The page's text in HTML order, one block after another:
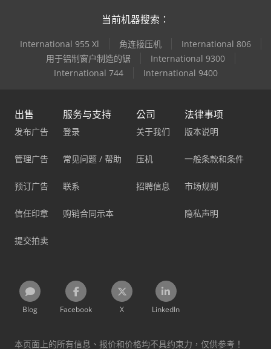
当前机器搜索：
International 955 Xl 角连接压机
International 806
用于铝制窗户制造的锯
International 9300
International 744
International 9400
出售
发布广告
管理广告
预订广告
信任印章
提交拍卖
服务与支持
登录
常见问题 / 帮助
联系
购销合同示本
公司
关于我们
压机
招聘信息
法律事项
版本说明
一般条款和条件
市场规则
隐私声明
Blog Facebook X LinkedIn
本页面上的所有信息、报价和价格均不具约束力，仅供参考！